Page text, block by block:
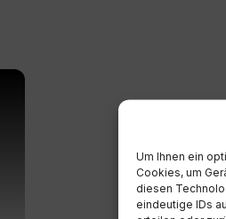
Um Ihnen ein
Cookies, um
diesen
eindeutige IDs